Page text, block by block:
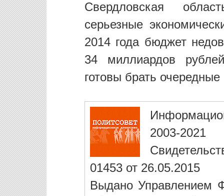
Свердловская
серьезные
2014 года бюджет
34 миллиардов
готовы брать
2003-2021
01453 от 26.05.2015
Выдано Управлением